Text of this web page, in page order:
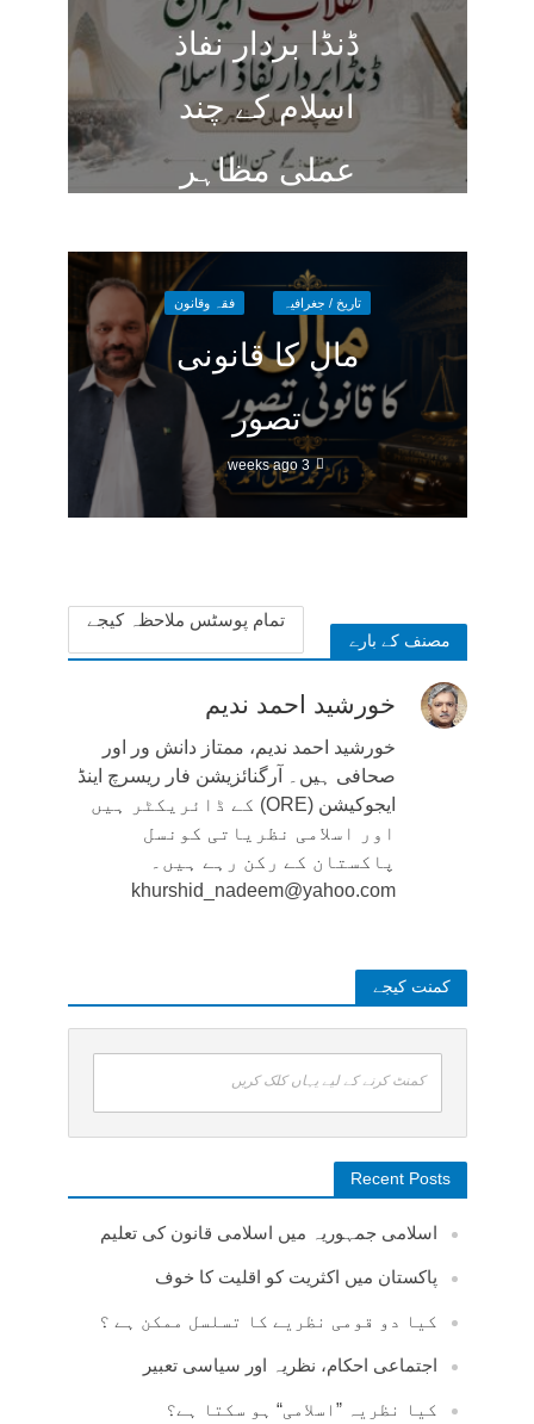
ڈنڈا بردار نفاذ
اسلام کے چند
عملی مظاہر
تاریخ / جغرافیہ فقہ وقانون
مال کا قانونی
تصور
3 weeks ago
مصنف کے بارے
تمام پوسٹس ملاحظہ کیجے
خورشید احمد ندیم
خورشید احمد ندیم، ممتاز دانش ور اور
صحافی ہیں۔ آرگنائزیشن فار ریسرچ اینڈ
ایجوکیشن (ORE) کے ڈائریکٹر ہیں
اور اسلامی نظریاتی کونسل
پاکستان کے رکن رہے ہیں۔
khurshid_nadeem@yahoo.com
کمنت کیجے
کمنٹ کرنے کے لیے یہاں کلک کریں
Recent Posts
اسلامی جمہوریہ میں اسلامی قانون کی تعلیم
پاکستان میں اکثریت کو اقلیت کا خوف
کیا دو قومی نظریے کا تسلسل ممکن ہے ؟
اجتماعی احکام، نظریہ اور سیاسی تعبیر
کیا نظریہ ”اسلامی“ ہو سکتا ہے؟